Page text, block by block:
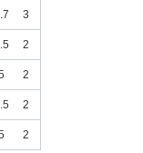
3
2
2
2
2